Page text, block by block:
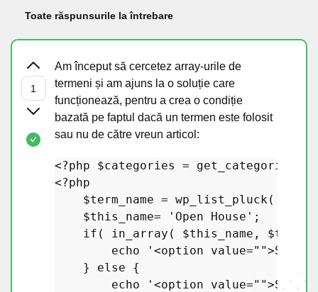
Toate răspunsurile la întrebare
Am început să cercetez array-urile de
termeni și am ajuns la o soluție care
funcționează, pentru a crea o condiție
bazată pe faptul dacă un termen este folosit
sau nu de către vreun articol:
<?php $categories = get_categories
<?php
$term_name = wp_list_pluck(
$this_name= 'Open House' ;
if ( in_array ( $this_name ,
echo
'<option
    }
else {
echo
'<option